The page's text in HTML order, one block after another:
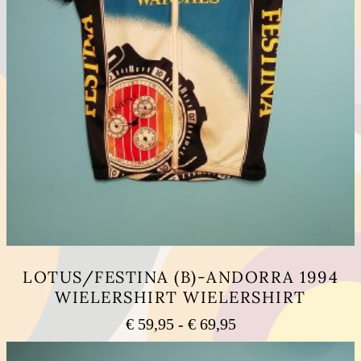
LOTUS/FESTINA (B)-ANDORRA 1994
WIELERSHIRT WIELERSHIRT
€59,95 - €69,95Prijsklasse:
€ 59,95